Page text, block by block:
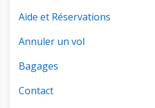
Aide et Réservations
Annuler un vol
Bagages
Contact